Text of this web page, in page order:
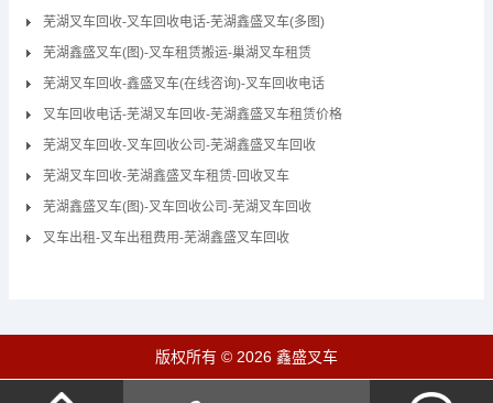
芜湖叉车回收-叉车回收电话-芜湖鑫盛叉车(多图)
芜湖鑫盛叉车(图)-叉车租赁搬运-巢湖叉车租赁
芜湖叉车回收-鑫盛叉车(在线咨询)-叉车回收电话
叉车回收电话-芜湖叉车回收-芜湖鑫盛叉车租赁价格
芜湖叉车回收-叉车回收公司-芜湖鑫盛叉车回收
芜湖叉车回收-芜湖鑫盛叉车租赁-回收叉车
芜湖鑫盛叉车(图)-叉车回收公司-芜湖叉车回收
叉车出租-叉车出租费用-芜湖鑫盛叉车回收
版权所有 © 2026 鑫盛叉车